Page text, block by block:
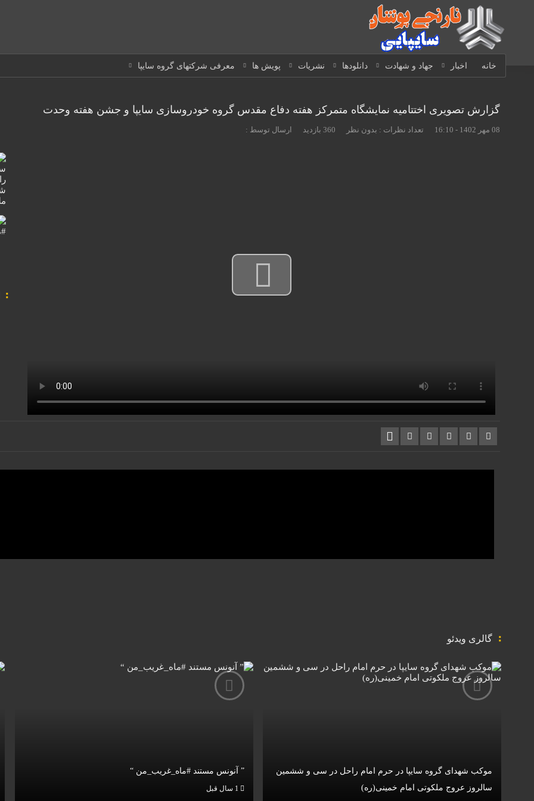
خانه اخبار جهاد و شهادت دانلودها نشریات پویش ها معرفی شرکتهای گروه سایپا
گزارش تصویری اختتامیه نمایشگاه متمرکز هفته دفاع مقدس گروه خودروسازی سایپا و جشن هفته وحدت
08 مهر 1402 - 16:10 تعداد نظرات : بدون نظر ارسال توسط :
گالری ویدئو
موکب شهدای گروه سایپا در حرم امام راحل در سی و ششمین
سالروز عروج ملکوتی امام خمینی(ره)
” آنونس مستند #ماه_غریب_من “